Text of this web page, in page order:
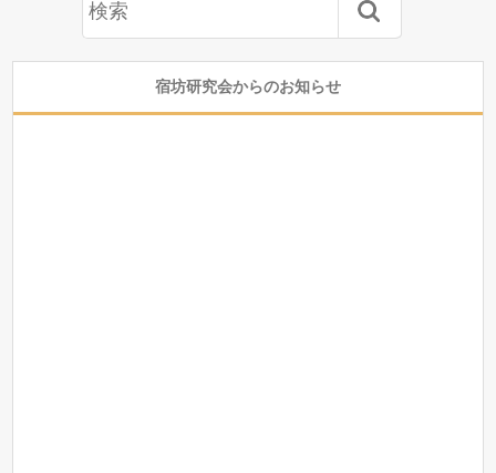
宿坊研究会からのお知らせ